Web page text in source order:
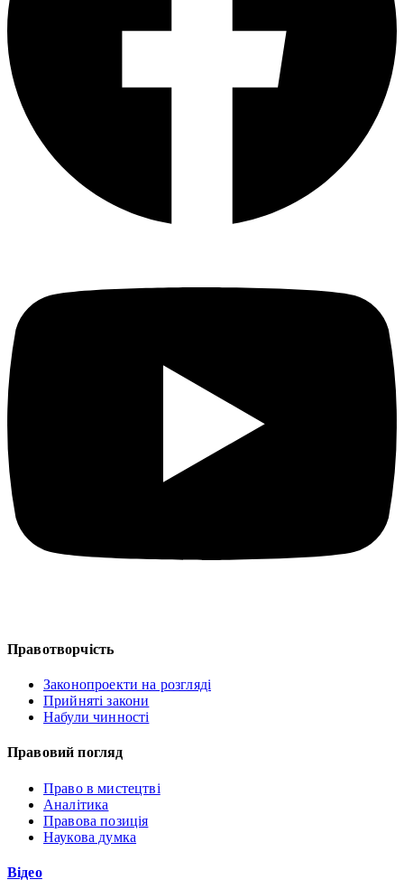
Правотворчість
Законопроекти на розгляді
Прийняті закони
Набули чинності
Правовий погляд
Право в мистецтві
Аналітика
Правова позиція
Наукова думка
Відео